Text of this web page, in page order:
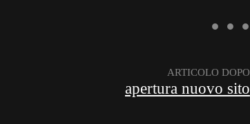
ARTICOLO DOPO
apertura nuovo sito